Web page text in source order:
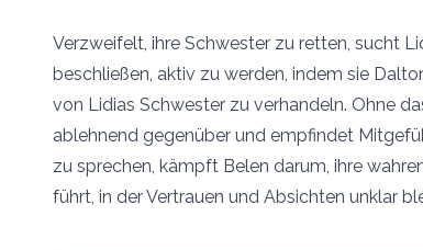
Verzweifelt, ihre Schwester zu retten, sucht
beschließen, aktiv zu werden, indem sie
von Lidias Schwester zu verhandeln. Ohne
ablehnend gegenüber und empfindet
zu sprechen, kämpft Belen darum, ihre
führt, in der Vertrauen und Absichten unklar